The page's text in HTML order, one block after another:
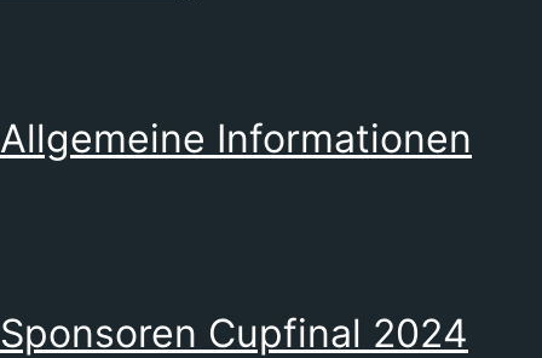
Muschellen
Allgemeine Informationen
Sponsoren Cupfinal 2024